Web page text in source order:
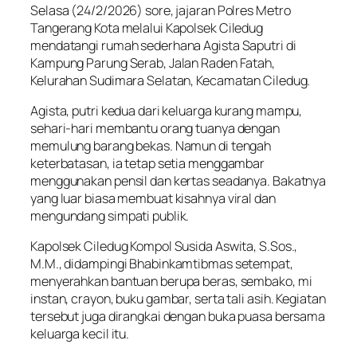
Selasa (24/2/2026) sore, jajaran Polres Metro
Tangerang Kota melalui Kapolsek Ciledug
mendatangi rumah sederhana Agista Saputri di
Kampung Parung Serab, Jalan Raden Fatah,
Kelurahan Sudimara Selatan, Kecamatan Ciledug.
Agista, putri kedua dari keluarga kurang mampu,
sehari-hari membantu orang tuanya dengan
memulung barang bekas. Namun di tengah
keterbatasan, ia tetap setia menggambar
menggunakan pensil dan kertas seadanya. Bakatnya
yang luar biasa membuat kisahnya viral dan
mengundang simpati publik.
Kapolsek Ciledug Kompol Susida Aswita, S.Sos.,
M.M., didampingi Bhabinkamtibmas setempat,
menyerahkan bantuan berupa beras, sembako, mi
instan, crayon, buku gambar, serta tali asih. Kegiatan
tersebut juga dirangkai dengan buka puasa bersama
keluarga kecil itu.